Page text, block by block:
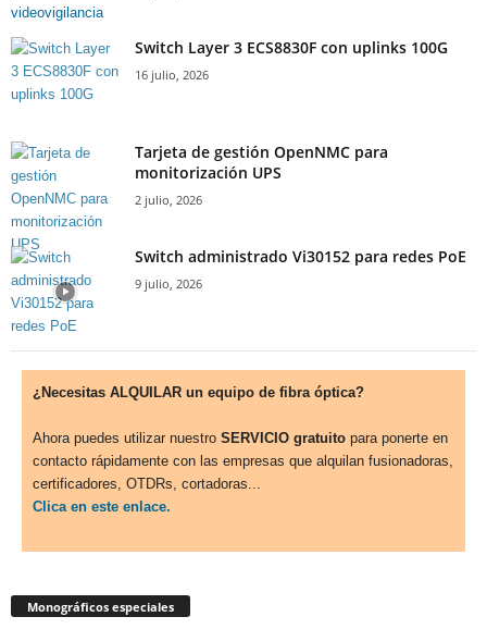
Switch Layer 3 ECS8830F con uplinks 100G
16 julio, 2026
Tarjeta de gestión OpenNMC para
monitorización UPS
2 julio, 2026
Switch administrado Vi30152 para redes PoE
9 julio, 2026
¿Necesitas ALQUILAR un equipo de fibra óptica?
Ahora puedes utilizar nuestro SERVICIO gratuito para ponerte en
contacto rápidamente con las empresas que alquilan fusionadoras,
certificadores, OTDRs, cortadoras...
Clica en este enlace.
Monográficos especiales